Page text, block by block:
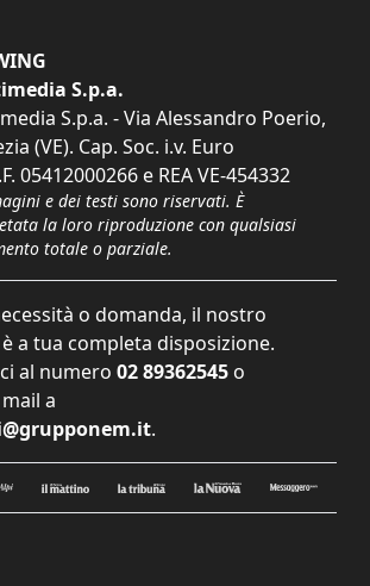
S.p.a.
S.p.a. - Via Alessandro Poerio,
(VE). Cap. Soc. i.v. Euro
05412000266 e REA VE-454332
e dei testi sono riservati. È
la loro riproduzione con qualsiasi
totale o parziale.
o domanda, il nostro
a tua completa disposizione.
al numero 02 89362545 o
a
.